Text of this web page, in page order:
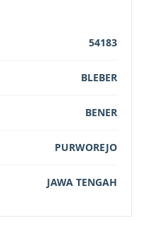
54183
BLEBER
BENER
PURWOREJO
JAWA TENGAH